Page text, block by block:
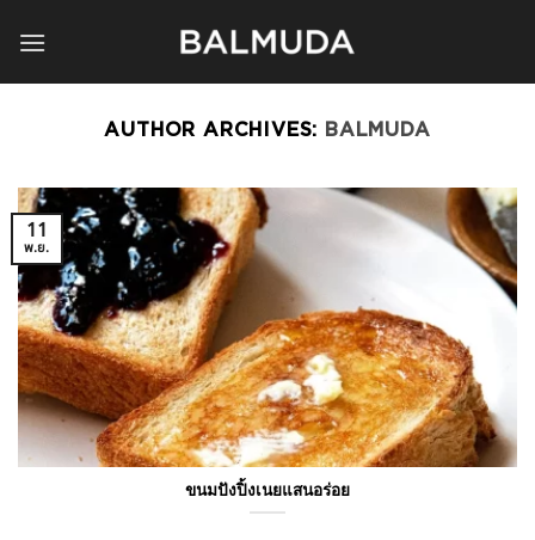
AUTHOR ARCHIVES: BALMUDA
ขนมปังปิ้งเนยแสนอร่อย
11
พ.ย.